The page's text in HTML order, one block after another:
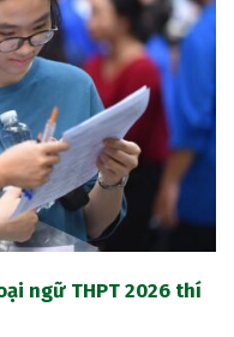
ngữ THPT 2026 thí